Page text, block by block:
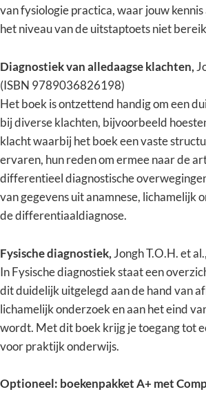
van fysiologie practica, waar jouw
het niveau van de uitstaptoets niet
Diagnostiek van alledaagse klachten,
(ISBN 9789036826198)
Het boek is ontzettend handig om een
bij diverse klachten, bijvoorbeeld
klacht waarbij het boek een vaste
ervaren, hun reden om ermee naar de
differentieel diagnostische
van gegevens uit anamnese,
de differentiaaldiagnose.
Fysische diagnostiek, Jongh T.O.H. et
In Fysische diagnostiek staat een
dit duidelijk uitgelegd aan de hand van
lichamelijk onderzoek en aan het eind
wordt. Met dit boek krijg je toegang tot
voor praktijk onderwijs.
Optioneel: boekenpakket A+ met